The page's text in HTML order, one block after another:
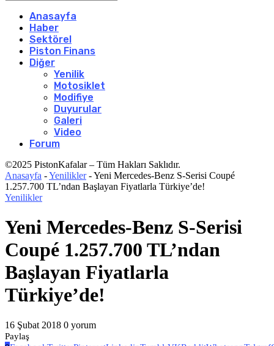
Anasayfa
Haber
Sektörel
Piston Finans
Diğer
Yenilik
Motosiklet
Modifiye
Duyurular
Galeri
Video
Forum
©2025 PistonKafalar – Tüm Hakları Saklıdır.
Anasayfa -Yenilikler-Yeni Mercedes-Benz S-Serisi Coupé
1.257.700 TL’ndan Başlayan Fiyatlarla Türkiye’de!
Yenilikler
Yeni Mercedes-Benz S-Serisi
Coupé 1.257.700 TL’ndan
Başlayan Fiyatlarla
Türkiye’de!
16 Şubat 2018 0 yorum
Paylaş